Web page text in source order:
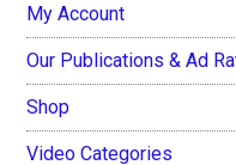
My Account
Our Publications & Ad
Shop
Video Categories